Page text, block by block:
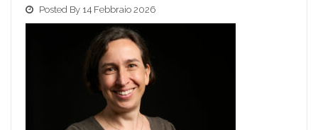
Posted By 14 Febbraio 2026